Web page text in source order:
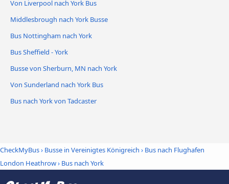
Von Liverpool nach York Bus
Middlesbrough nach York Busse
Bus Nottingham nach York
Bus Sheffield - York
Busse von Sherburn, MN nach York
Von Sunderland nach York Bus
Bus nach York von Tadcaster
CheckMyBus› Busse in Vereinigtes Königreich › Bus nach Flughafen
London Heathrow› Bus nach York